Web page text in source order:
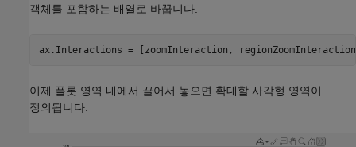
객체를 포함하는 배열로 바꿉니다.
이제 플롯 영역 내에서 끌어서 놓으면 확대할 사각형 영역이
정의됩니다.